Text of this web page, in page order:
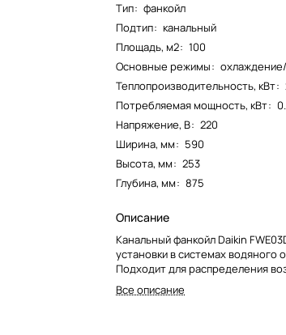
Тип: фанкойл
Подтип: канальный
Площадь, м2: 100
Основные режимы:
Теплопроизводительность, кВт:
Потребляемая мощность, кВт:
Напряжение, В: 220
Ширина, мм: 590
Высота, мм: 253
Глубина, мм: 875
Описание
Канальный фанкойл Daikin
установки в системах водяного
Подходит для распределения
Все описание